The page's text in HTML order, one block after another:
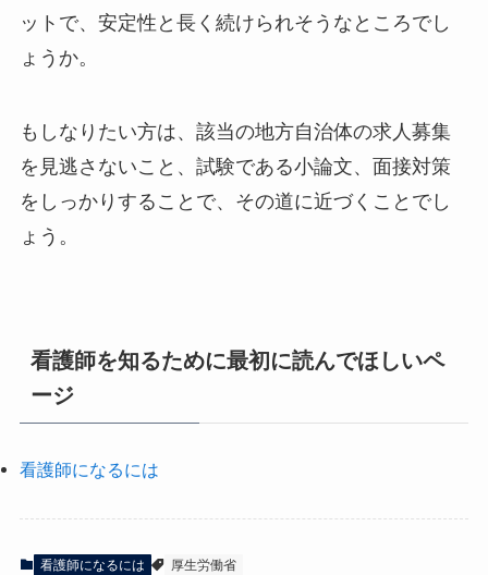
ットで、安定性と長く続けられそうなところでし
ょうか。
もしなりたい方は、該当の地方自治体の求人募集
を見逃さないこと、試験である小論文、面接対策
をしっかりすることで、その道に近づくことでし
ょう。
看護師を知るために最初に読んでほしいペ
ージ
看護師になるには
看護師になるには 厚生労働省